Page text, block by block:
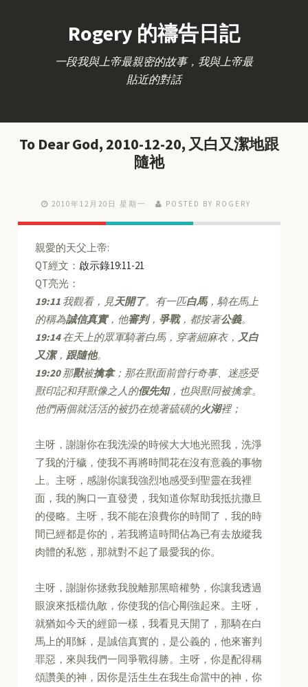
Rogery 的禱告日記
一段我與上帝最親密的故事，我與上帝最
貼近的對話
To Dear God, 2010-12-20, 又白又潔地跟
隨祂
2010年12月20日 星期一 POSTED BY ROGERY
親愛的天父上帝:
QT經文： 啟示錄19:11-21
QT亮光：
19:11 我觀看，見天開了。有一匹白馬，騎在馬上
的稱為誠信真實，他審判， 爭戰，都按著公義。
19:14在天上的眾軍騎著白馬，穿著細麻衣， 又白
又潔， 跟隨他。
19:20那獸被擒拿；那在獸面前曾行奇事、迷惑受
獸印記和拜獸像之人的假先知，也與獸同被擒拿。
他們兩個就活活的被扔在燒著硫磺的火湖裡；
主呀，謝謝你在我洗澡的時候大大地光照我，洗淨
了我的汙穢，使我不再將時間花在沒有意義的事物
上。主呀，感謝你讓我強烈地感受到聖靈在我裡
面，我的胸口一直發燙，我知道你幫助我抵抗撒旦
的侵略。主呀，我不能在浪費你的時間了，我的時
間已經都是你的，若我將這時間佔為已有去放縱我
肉體的私慾，那就對不起了最愛我的你。
主呀，謝謝你拯救我脫離那黑暗權勢，你讓我透過
眼淚來抵檔仇敵，你使我的信心剛強起來。主呀，
就猶如今天的經節一樣，我看見天開了，那騎在白
馬上的耶穌，是誠信真實的，是公義的，他來審判
罪惡，來與我們一同爭戰得勝。主呀，你是配得稱
頌讚美的神，因你是活生生在我生命當中的神，你